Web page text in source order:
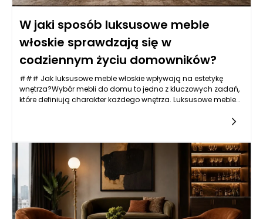
W jaki sposób luksusowe meble
włoskie sprawdzają się w
codziennym życiu domowników?
### Jak luksusowe meble włoskie wpływają na estetykę
wnętrza?Wybór mebli do domu to jedno z kluczowych zadań,
które definiują charakter każdego wnętrza. Luksusowe meble